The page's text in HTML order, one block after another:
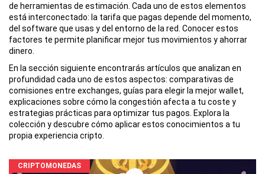
de herramientas de estimación. Cada uno de estos elementos
está interconectado: la tarifa que pagas depende del momento,
del software que usas y del entorno de la red. Conocer estos
factores te permite planificar mejor tus movimientos y ahorrar
dinero.
En la sección siguiente encontrarás artículos que analizan en
profundidad cada uno de estos aspectos: comparativas de
comisiones entre exchanges, guías para elegir la mejor wallet,
explicaciones sobre cómo la congestión afecta a tu coste y
estrategias prácticas para optimizar tus pagos. Explora la
colección y descubre cómo aplicar estos conocimientos a tu
propia experiencia cripto.
CRIPTOMONEDAS